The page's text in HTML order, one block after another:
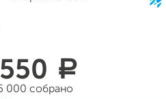
a
000 собрано